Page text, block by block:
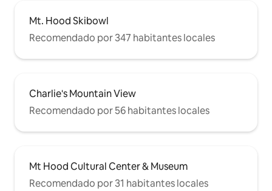
Mt. Hood Skibowl
Recomendado por 347 habitantes locales
Charlie's Mountain View
Recomendado por 56 habitantes locales
Mt Hood Cultural Center & Museum
Recomendado por 31 habitantes locales